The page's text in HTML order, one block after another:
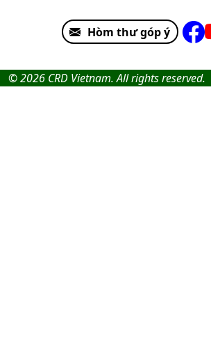
Hòm thư góp ý
© 2026 CRD Vietnam. All rights reserved.